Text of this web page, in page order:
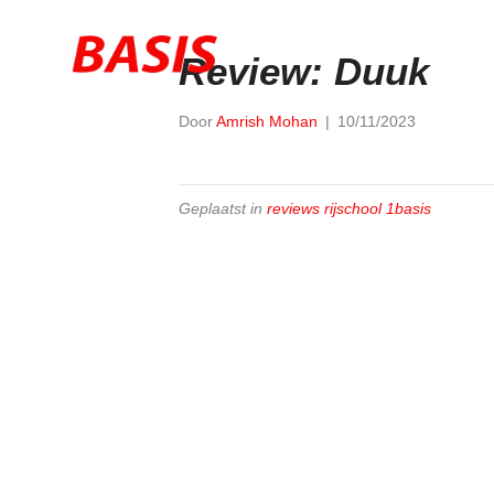
Review: Duuk
DoorAmrish Mohan | 10/11/2023
Geplaatst in reviews rijschool 1basis